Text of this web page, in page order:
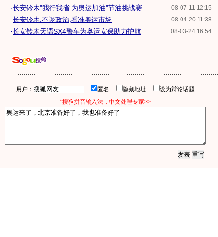
08-07-11 12:15
·长安铃木"我行我省 为奥运加油"节油挑战赛
08-04-20 11:38
·长安铃木:不谈政治,看准奥运市场
08-03-24 16:54
·长安铃木天语SX4警车为奥运安保助力护航
用户： 匿名 隐藏地址
设为辩论话题
*搜狗拼音输入法，中文处理专家>>